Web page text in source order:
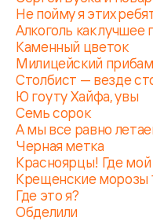
Не пойму я этих
Алкоголь как лучшее
Каменный цветок
Милицейский
Столбист — везде
Ю гоу ту Хайфа, увы
Семь сорок
А мы все равно
Черная метка
Красноярцы! Где мой
Крещенские морозы
Где это я?
Обделили